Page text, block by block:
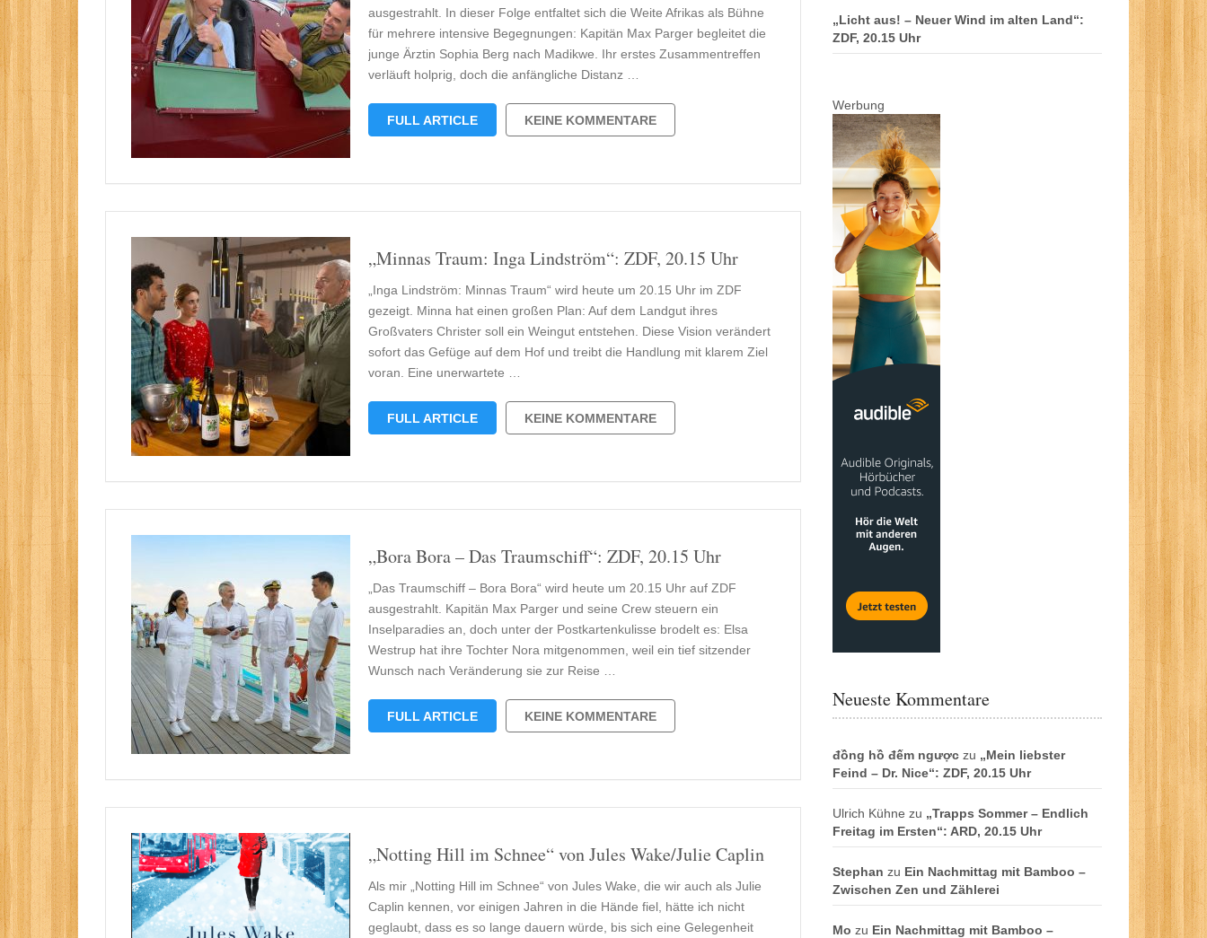
ausgestrahlt. In dieser Folge entfaltet sich die Weite Afrikas als Bühne
für mehrere intensive Begegnungen: Kapitän Max Parger begleitet die
junge Ärztin Sophia Berg nach Madikwe. Ihr erstes Zusammentreffen
verläuft holprig, doch die anfängliche Distanz …
FULL ARTICLE KEINE KOMMENTARE
„Minnas Traum: Inga Lindström“: ZDF, 20.15 Uhr
„Inga Lindström: Minnas Traum“ wird heute um 20.15 Uhr im ZDF
gezeigt. Minna hat einen großen Plan: Auf dem Landgut ihres
Großvaters Christer soll ein Weingut entstehen. Diese Vision verändert
sofort das Gefüge auf dem Hof und treibt die Handlung mit klarem Ziel
voran. Eine unerwartete …
FULL ARTICLE KEINE KOMMENTARE
„Bora Bora – Das Traumschiff“: ZDF, 20.15 Uhr
„Das Traumschiff – Bora Bora“ wird heute um 20.15 Uhr auf ZDF
ausgestrahlt. Kapitän Max Parger und seine Crew steuern ein
Inselparadies an, doch unter der Postkartenkulisse brodelt es: Elsa
Westrup hat ihre Tochter Nora mitgenommen, weil ein tief sitzender
Wunsch nach Veränderung sie zur Reise …
FULL ARTICLE KEINE KOMMENTARE
„Notting Hill im Schnee“ von Jules Wake/Julie Caplin
Als mir „Notting Hill im Schnee“ von Jules Wake, die wir auch als Julie
Caplin kennen, vor einigen Jahren in die Hände fiel, hätte ich nicht
geglaubt, dass es so lange dauern würde, bis sich eine Gelegenheit
„Licht aus! – Neuer Wind im alten Land“:
ZDF, 20.15 Uhr
Werbung
Neueste Kommentare
đồng hồ đếm ngược zu „Mein liebster
Feind – Dr. Nice“: ZDF, 20.15 Uhr
Ulrich Kühne zu „Trapps Sommer – Endlich
Freitag im Ersten“: ARD, 20.15 Uhr
Stephan zu Ein Nachmittag mit Bamboo –
Zwischen Zen und Zählerei
Mo zu Ein Nachmittag mit Bamboo –